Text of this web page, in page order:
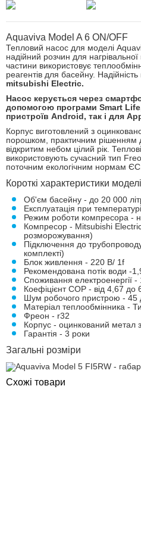
Aquaviva Model A 6 ON/OFF
Тепловий насос для моделі
надійний розчин для нагрівальної
частини використовує
реагентів для басейну.
mitsubishi Electric.
Насос керується через
допомогою програми Smart
пристроїв Android, так і для
Корпус виготовлений з
порошком, практичним рішенням
відкритим небом цілий рік.
використовують сучасний тип
поточним екологічним нормам
Короткі характеристики
Об'єм басейну - до 20 000
Експлуатація при
Режим роботи компресора -
Компресор - Mitsubishi
розморожування)
Підключення до
комплекті)
Блок живлення - 220 В/ 1f
Рекомендована потік води -
Споживання електроенергії -
Коефіцієнт COP - від 4,67 до
Шум робочого пристрою - 45
Матеріал теплообмінника -
Фреон - r32
Корпус - оцинкований
Гарантія - 3 роки
Загальні розміри
Схожі товари